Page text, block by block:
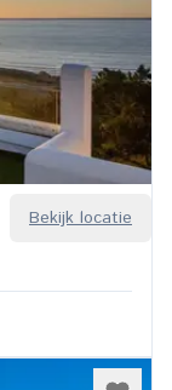
Bekijk locatie